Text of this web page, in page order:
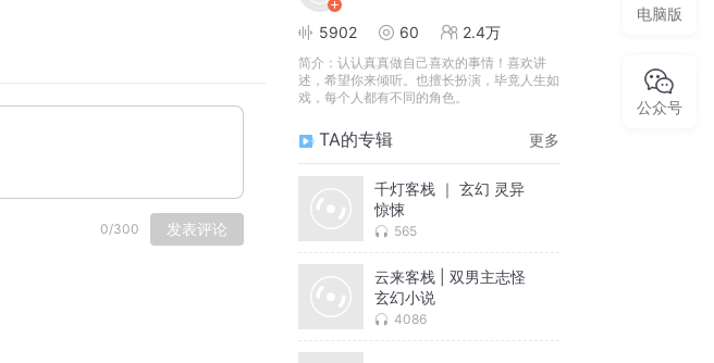
0/300 发表评论
5902 60 2.4万
简介： 认认真真做自己喜欢的事情！喜欢讲
述，希望你来倾听。也擅长扮演，毕竟人生如
戏，每个人都有不同的角色。
TA的专辑 更多
千灯客栈 ｜ 玄幻 灵异
惊悚
565
云来客栈 | 双男主志怪
玄幻小说
4086
电脑版
公众号